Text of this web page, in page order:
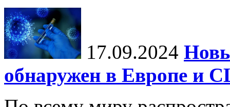
17.09.2024
обнаружен в Европе и